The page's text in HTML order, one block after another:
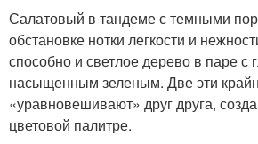
Салатовый в тандеме с темными
обстановке нотки легкости и
способно и светлое дерево в паре с
насыщенным зеленым. Две эти
«уравновешивают» друг друга,
цветовой палитре.